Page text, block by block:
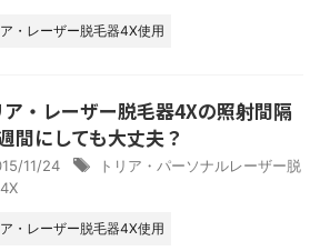
ア・レーザー脱毛器4X使用
ア・レーザー脱毛器4Xの照射間隔
間にしても大丈夫？
11/24
トリア・パーソナルレーザー脱
ア・レーザー脱毛器4X使用